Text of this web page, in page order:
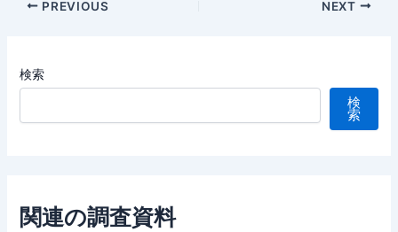
Post
PREVIOUS NEXT
検索
検
索
関連の調査資料